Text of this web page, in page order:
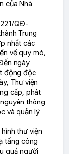
của Nhà
QĐ-
Trung
nhất các
về quy mô,
ngày
động độc
Thư viện
cấp, phát
thông
và quản lý
thư viện
tầng công
quả người